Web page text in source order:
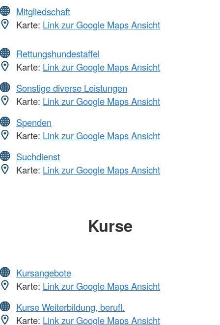
Mitgliedschaft
Karte: Link zur Google Maps Ansicht
Rettungshundestaffel
Karte: Link zur Google Maps Ansicht
Sonstige diverse Leistungen
Karte: Link zur Google Maps Ansicht
Spenden
Karte: Link zur Google Maps Ansicht
Suchdienst
Karte: Link zur Google Maps Ansicht
Kurse
Kursangebote
Karte: Link zur Google Maps Ansicht
Kurse Weiterbildung, berufl.
Karte: Link zur Google Maps Ansicht